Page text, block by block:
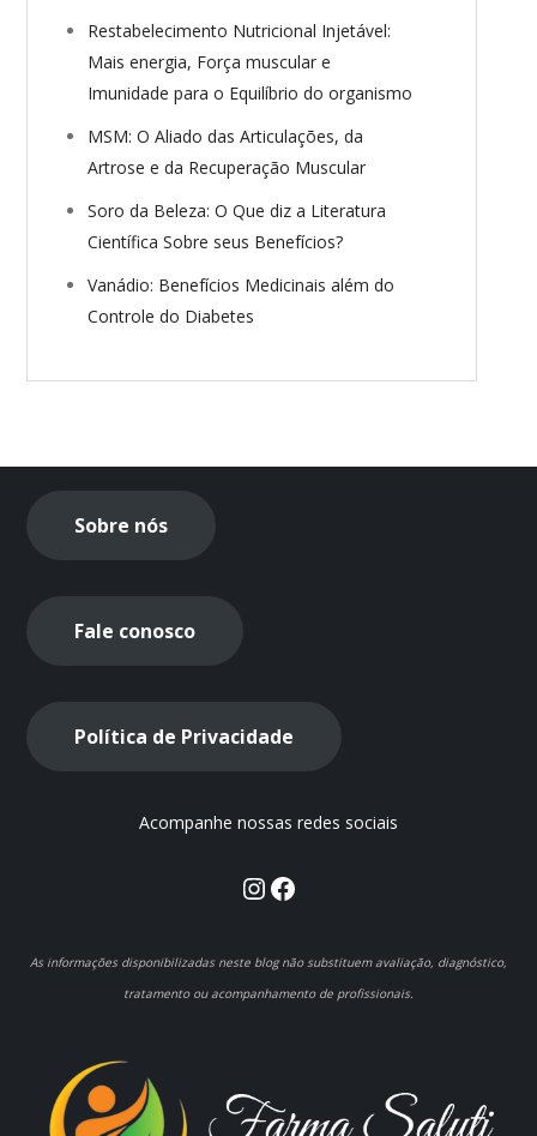
Restabelecimento Nutricional Injetável:
Mais energia, Força muscular e
Imunidade para o Equilíbrio do organismo
MSM: O Aliado das Articulações, da
Artrose e da Recuperação Muscular
Soro da Beleza: O Que diz a Literatura
Científica Sobre seus Benefícios?
Vanádio: Benefícios Medicinais além do
Controle do Diabetes
Sobre nós
Fale conosco
Política de Privacidade
Acompanhe nossas redes sociais
Instagram
Facebook
As informações disponibilizadas neste blog não substituem avaliação, diagnóstico,
tratamento ou acompanhamento de profissionais.